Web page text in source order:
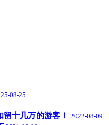
08-25
十几万的游客！ 2022-08-09